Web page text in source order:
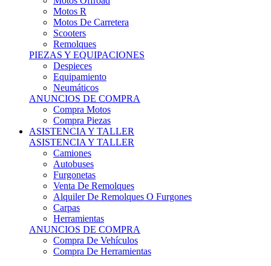
Motos R
Motos De Carretera
Scooters
Remolques
PIEZAS Y EQUIPACIONES
Despieces
Equipamiento
Neumáticos
ANUNCIOS DE COMPRA
Compra Motos
Compra Piezas
ASISTENCIA Y TALLER
ASISTENCIA Y TALLER
Camiones
Autobuses
Furgonetas
Venta De Remolques
Alquiler De Remolques O Furgones
Carpas
Herramientas
ANUNCIOS DE COMPRA
Compra De Vehículos
Compra De Herramientas